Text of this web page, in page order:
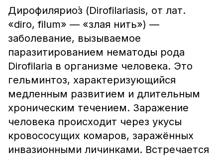
Дирофилярио́з (Dirofilariasis, от лат.
«diro, filum» — «злая нить») —
заболевание, вызываемое
паразитированием нематоды рода
Dirofilaria в организме человека. Это
гельминтоз, характеризующийся
медленным развитием и длительным
хроническим течением. Заражение
человека происходит через укусы
кровососущих комаров, заражённых
инвазионными личинками. Встречается